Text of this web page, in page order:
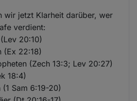
wir jetzt Klarheit darüber, wer
verdient:
20:10)
(Ex 22:18)
(Zech 13:3; Lev 20:27)
18:4)
Sam 6:19-20)